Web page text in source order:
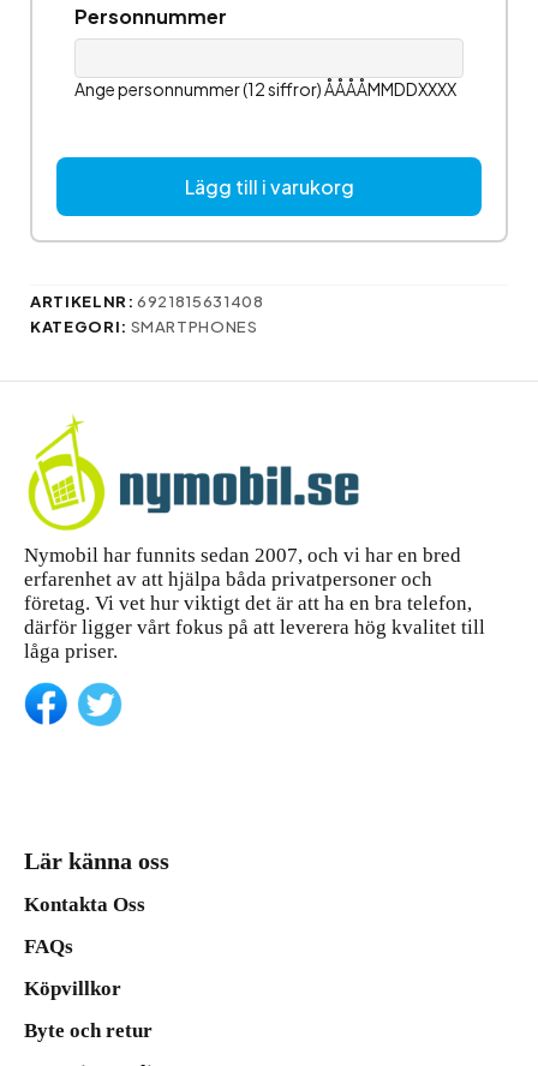
Personnummer
Ange personnummer (12 siffror) ÅÅÅÅMMDDXXXX
Lägg till i varukorg
ARTIKELNR:6921815631408
KATEGORI: SMARTPHONES
Nymobil har funnits sedan 2007, och vi har en bred
erfarenhet av att hjälpa båda privatpersoner och
företag. Vi vet hur viktigt det är att ha en bra telefon,
därför ligger vårt fokus på att leverera hög kvalitet till
låga priser.
Lär känna oss
Kontakta Oss
FAQs
Köpvillkor
Byte och retur